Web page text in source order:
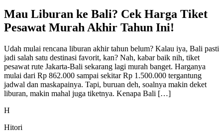
Mau Liburan ke Bali? Cek Harga Tiket
Pesawat Murah Akhir Tahun Ini!
Udah mulai rencana liburan akhir tahun belum? Kalau iya, Bali pasti
jadi salah satu destinasi favorit, kan? Nah, kabar baik nih, tiket
pesawat rute Jakarta-Bali sekarang lagi murah banget. Harganya
mulai dari Rp 862.000 sampai sekitar Rp 1.500.000 tergantung
jadwal dan maskapainya. Tapi, buruan deh, soalnya makin deket
liburan, makin mahal juga tiketnya. Kenapa Bali […]
H
Hitori